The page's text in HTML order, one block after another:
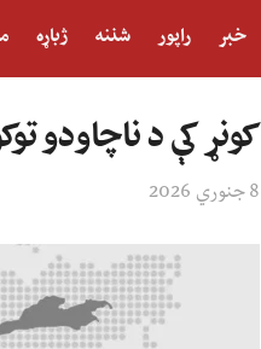
خبر راپور شننه ژباړه
کونړ کې د ناچاودو
8 جنوري 2026